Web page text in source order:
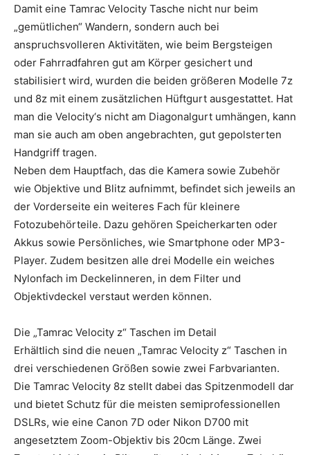
Damit eine Tamrac Velocity Tasche nicht nur beim
„gemütlichen“ Wandern, sondern auch bei
anspruchsvolleren Aktivitäten, wie beim Bergsteigen
oder Fahrradfahren gut am Körper gesichert und
stabilisiert wird, wurden die beiden größeren Modelle 7z
und 8z mit einem zusätzlichen Hüftgurt ausgestattet. Hat
man die Velocity‘s nicht am Diagonalgurt umhängen, kann
man sie auch am oben angebrachten, gut gepolsterten
Handgriff tragen.
Neben dem Hauptfach, das die Kamera sowie Zubehör
wie Objektive und Blitz aufnimmt, befindet sich jeweils an
der Vorderseite ein weiteres Fach für kleinere
Fotozubehörteile. Dazu gehören Speicherkarten oder
Akkus sowie Persönliches, wie Smartphone oder MP3-
Player. Zudem besitzen alle drei Modelle ein weiches
Nylonfach im Deckelinneren, in dem Filter und
Objektivdeckel verstaut werden können.
Die „Tamrac Velocity z“ Taschen im Detail
Erhältlich sind die neuen „Tamrac Velocity z“ Taschen in
drei verschiedenen Größen sowie zwei Farbvarianten.
Die Tamrac Velocity 8z stellt dabei das Spitzenmodell dar
und bietet Schutz für die meisten semiprofessionellen
DSLRs, wie eine Canon 7D oder Nikon D700 mit
angesetztem Zoom-Objektiv bis 20cm Länge. Zwei